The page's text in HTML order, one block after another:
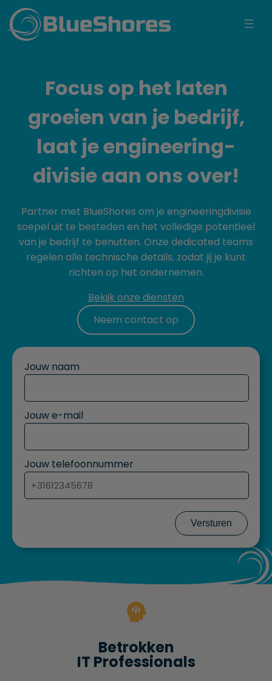
BlueShores
Focus op het laten
groeien van je bedrijf,
laat je engineering­
divisie aan ons over!
Partner met BlueShores om je engineering­divisie
soepel uit te besteden en het volledige potentieel
van je bedrijf te benutten. Onze dedicated teams
regelen alle technische details, zodat jij je kunt
richten op het ondernemen.
Bekijk onze diensten
Neem contact op
Jouw naam
Jouw e-mail
Jouw telefoonnummer
Versturen
Betrokken
IT Professionals